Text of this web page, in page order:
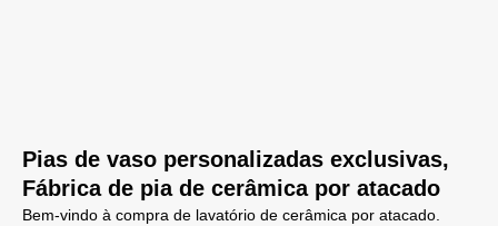
Pias de vaso personalizadas exclusivas,
Fábrica de pia de cerâmica por atacado
Bem-vindo à compra de lavatório de cerâmica por atacado.